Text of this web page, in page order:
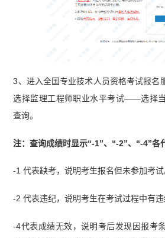
3、进入全国专业技术人员资格考试报
选择监理工程师职业水平考试——选择
查询。
注：查询成绩时显示“-1”、“-2”、“-4”各
-1 代表缺考，说明考生报名但未参加考试
-2 代表违纪，说明考生在考试过程中有违
-4代表成绩无效，说明考后发现因报考